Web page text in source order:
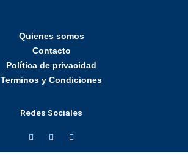
Quienes somos
Contacto
Política de privacidad
Terminos y Condiciones
Redes Sociales